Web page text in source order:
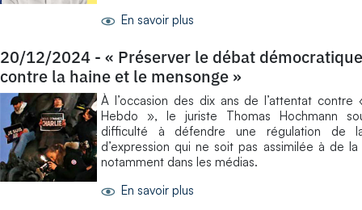
En savoir plus
20/12/2024 - « Préserver le débat démocratique
contre la haine et le mensonge »
À l’occasion des dix ans de l’attentat contre
Hebdo », le juriste Thomas Hochmann
difficulté à défendre une régulation de
d’expression qui ne soit pas assimilée à de la
notamment dans les médias.
En savoir plus